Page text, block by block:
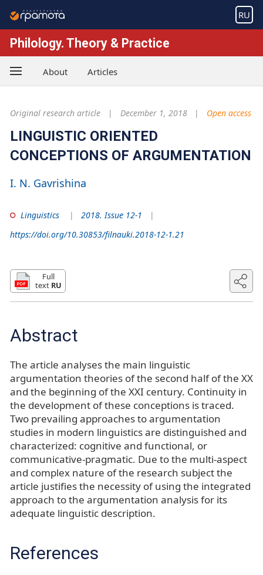
RU
Philology. Theory & Practice
About Articles
Original research article December 1, 2018 Open access
LINGUISTIC ORIENTED
CONCEPTIONS OF ARGUMENTATION
I. N. Gavrishina
Linguistics
2018. Issue 12-1
https://doi.org/10.30853/filnauki.2018-12-1.21
Full
text RU
Abstract
The article analyses the main linguistic
argumentation theories of the second half of the XX
and the beginning of the XXI century. Continuity in
the development of these conceptions is traced.
Two prevailing approaches to argumentation
studies in modern linguistics are distinguished and
characterized: cognitive and functional, or
communicative-pragmatic. Due to the multi-aspect
and complex nature of the research subject the
article justifies the necessity of using the integrated
approach to the argumentation analysis for its
adequate linguistic description.
References